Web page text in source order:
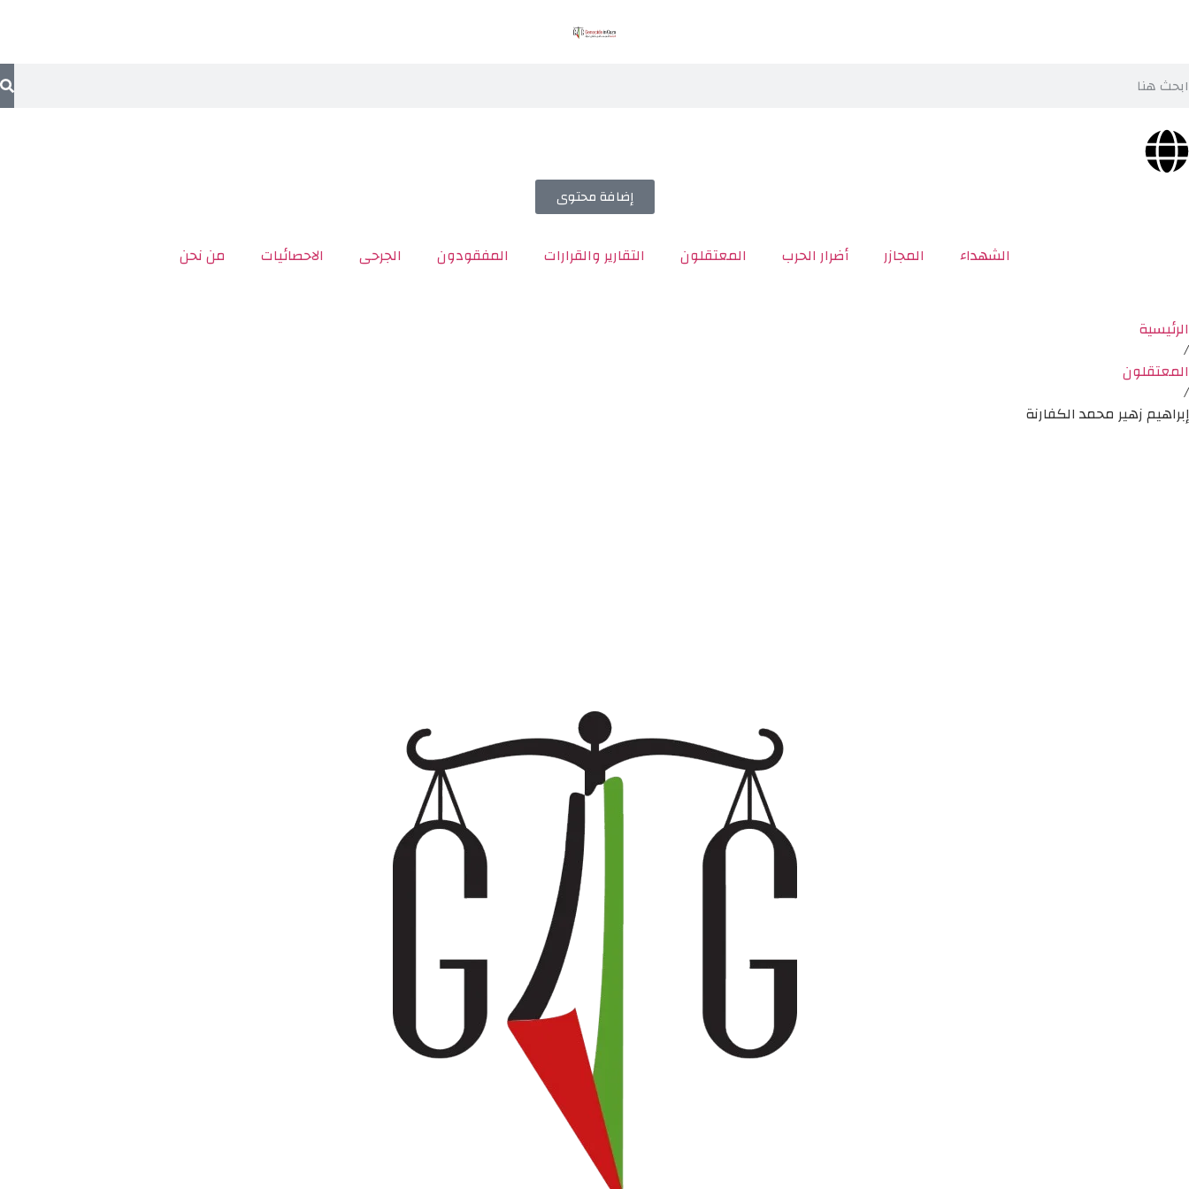
إضافة محتوى
الشهداء المجازر أضرار الحرب المعتقلون التقارير والقرارات المفقودون الجرحى الاحصائيات من نحن
الرئيسية
/
المعتقلون
/
إبراهيم زهير محمد الكفارنة